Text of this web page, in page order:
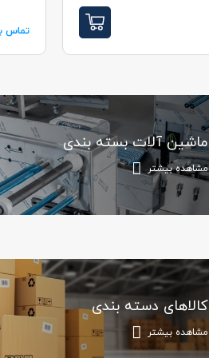
تماس
ماشین آلات بسته بندی
مشاهده بیشتر
کالاهای دسته بندی
مشاهده بیشتر